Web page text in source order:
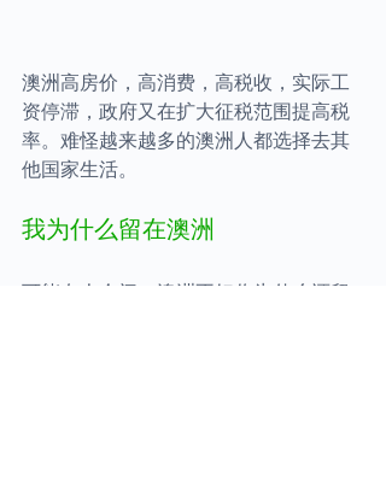
澳洲高房价，高消费，高税收，实际工
资停滞，政府又在扩大征税范围提高税
率。难怪越来越多的澳洲人都选择去其
他国家生活。
我为什么留在澳洲
可能有人会问，澳洲不好你为什么还留